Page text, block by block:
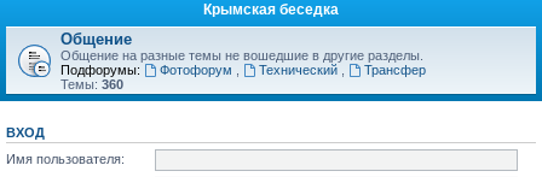
Крымская беседка
Общение
Общение на разные темы не вошедшие в другие разделы.
Подфорумы:
Фотофорум Технический
Трансфер
Темы: 360
ВХОД
Имя пользователя: